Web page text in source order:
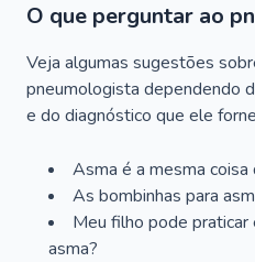
O que perguntar ao
Veja algumas sugestões
pneumologista dependendo
e do diagnóstico que ele
Asma é a mesma
As bombinhas para
Meu filho pode
asma?